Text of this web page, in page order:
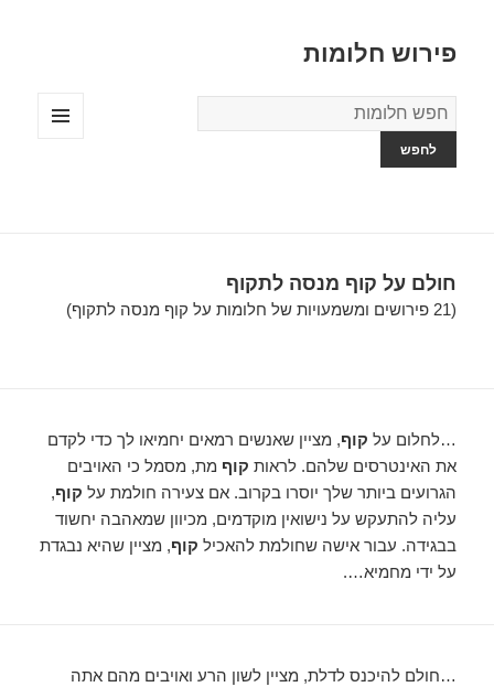
פירוש חלומות
מילון
החלומות
חולם על קוף מנסה לתקוף
(21 פירושים ומשמעויות של חלומות על קוף מנסה לתקוף)
…לחלום על קוף, מציין שאנשים רמאים יחמיאו לך כדי לקדם
את האינטרסים שלהם. לראות קוף מת, מסמל כי האויבים
הגרועים ביותר שלך יוסרו בקרוב. אם צעירה חולמת על קוף,
עליה להתעקש על נישואין מוקדמים, מכיוון שמאהבה יחשוד
בבגידה. עבור אישה שחולמת להאכיל קוף, מציין שהיא נבגדת
על ידי מחמיא….
…חולם להיכנס לדלת, מציין לשון הרע ואויבים מהם אתה